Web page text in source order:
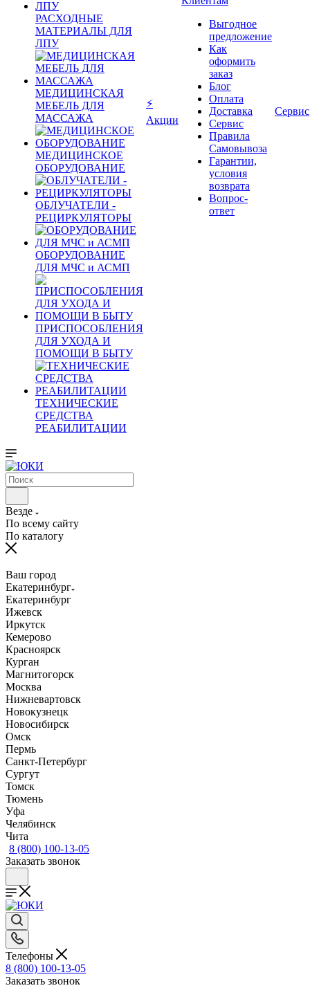
РАСХОДНЫЕ
МАТЕРИАЛЫ ДЛЯ
ЛПУ
МЕДИЦИНСКАЯ
МЕБЕЛЬ ДЛЯ
МАССАЖА
МЕДИЦИНСКОЕ
ОБОРУДОВАНИЕ
ОБЛУЧАТЕЛИ -
РЕЦИРКУЛЯТОРЫ
ОБОРУДОВАНИЕ
ДЛЯ МЧС и АСМП
ПРИСПОСОБЛЕНИЯ
ДЛЯ УХОДА И
ПОМОЩИ В БЫТУ
ТЕХНИЧЕСКИЕ
СРЕДСТВА
РЕАБИЛИТАЦИИ
⚡
Акции
Выгодное
предложение
Как
оформить
заказ
Блог
Оплата
Доставка
Сервис
Правила
Самовывоза
Гарантии,
условия
возврата
Вопрос-
ответ
Сервис
Везде
По всему сайту
По каталогу
Ваш город
Екатеринбург
Екатеринбург
Ижевск
Иркутск
Кемерово
Красноярск
Курган
Магнитогорск
Москва
Нижневартовск
Новокузнецк
Новосибирск
Омск
Пермь
Санкт-Петербург
Сургут
Томск
Тюмень
Уфа
Челябинск
Чита
8 (800) 100-13-05
Заказать звонок
Телефоны
8 (800) 100-13-05
Заказать звонок